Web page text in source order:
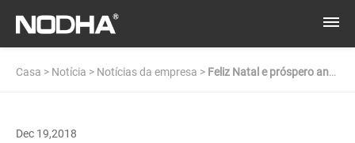
Casa > Notícia > Notícias da empresa > Feliz Natal e próspero ano
Dec 19,2018